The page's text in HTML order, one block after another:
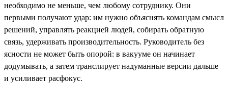
необходимо не меньше, чем любому сотруднику. Они
первыми получают удар: им нужно объяснять командам смысл
решений, управлять реакцией людей, собирать обратную
связь, удерживать производительность. Руководитель без
ясности не может быть опорой: в вакууме он начинает
додумывать, а затем транслирует надуманные версии дальше
и усиливает расфокус.